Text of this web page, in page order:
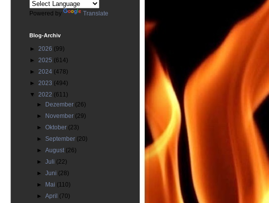
Powered by Translate
Blog-Archiv
► 2026 (99)
► 2025 (614)
► 2024 (478)
► 2023 (494)
▼ 2022 (611)
►
Dezember (26)
►
November (29)
►Oktober (23)
► September (20)
►August (26)
►Juli (22)
►Juni (28)
►
Mai (110)
►April (70)